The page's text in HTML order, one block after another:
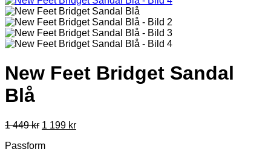
New Feet Bridget Sandal
Blå
1 449kr Det
priset
1 199 krDet
Passform